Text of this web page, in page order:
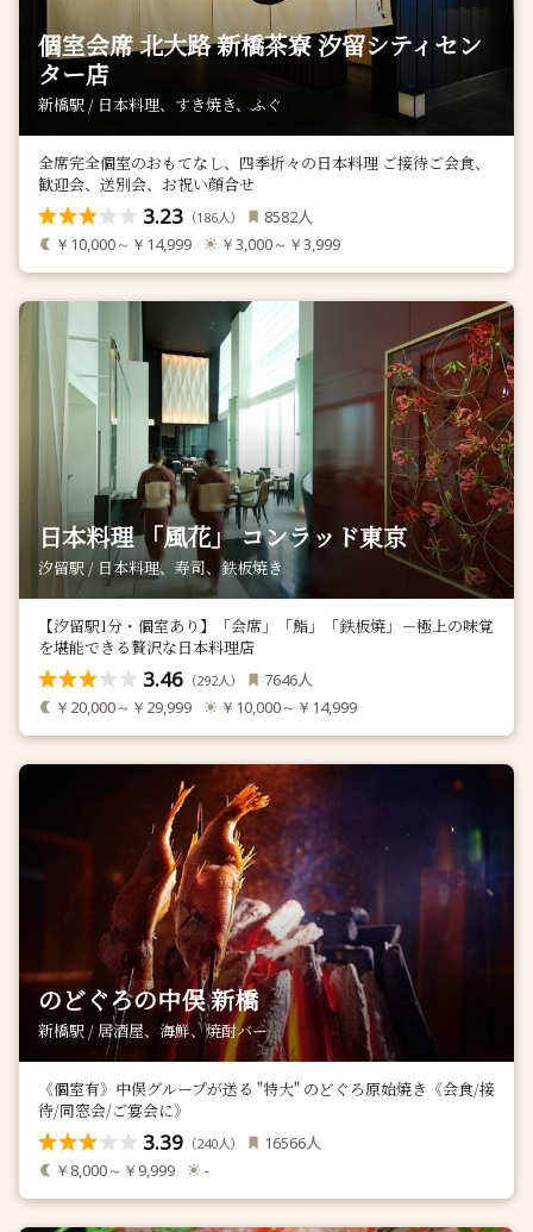
個室会席 北大路 新橋茶寮 汐留シティセン
ター店
新橋駅 / 日本料理、すき焼き、ふぐ
全席完全個室のおもてなし、四季折々の日本料理 ご接待ご会食、
歓迎会、送別会、お祝い顔合せ
3.23 （186人） 8582人
￥10,000～￥14,999 ￥3,000～￥3,999
日本料理 「風花」 コンラッド東京
汐留駅 / 日本料理、寿司、鉄板焼き
【汐留駅1分・個室あり】「会席」「鮨」「鉄板焼」－極上の味覚
を堪能できる贅沢な日本料理店
3.46 （292人） 7646人
￥20,000～￥29,999 ￥10,000～￥14,999
のどぐろの中俣 新橋
新橋駅 / 居酒屋、海鮮、焼酎バー
《個室有》中俣グループが送る "特大" のどぐろ原始焼き《会食/接
待/同窓会/ご宴会に》
3.39 （240人） 16566人
￥8,000～￥9,999 -